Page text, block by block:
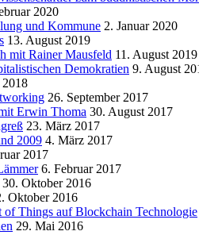
2020
und Kommune 2. Januar 2020
13. August 2019
mit Rainer Mausfeld 11. August 2019
Demokratien 9. August
2018
26. September 2017
Erwin Thoma 30. August 2017
23. März 2017
2009 4. März 2017
2017
6. Februar 2017
30. Oktober 2016
Oktober 2016
Things auf Blockchain Technologie
29. Mai 2016